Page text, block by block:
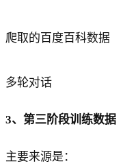
爬取的百度百科数据
多轮对话
3、第三阶段训练数据
主要来源是：